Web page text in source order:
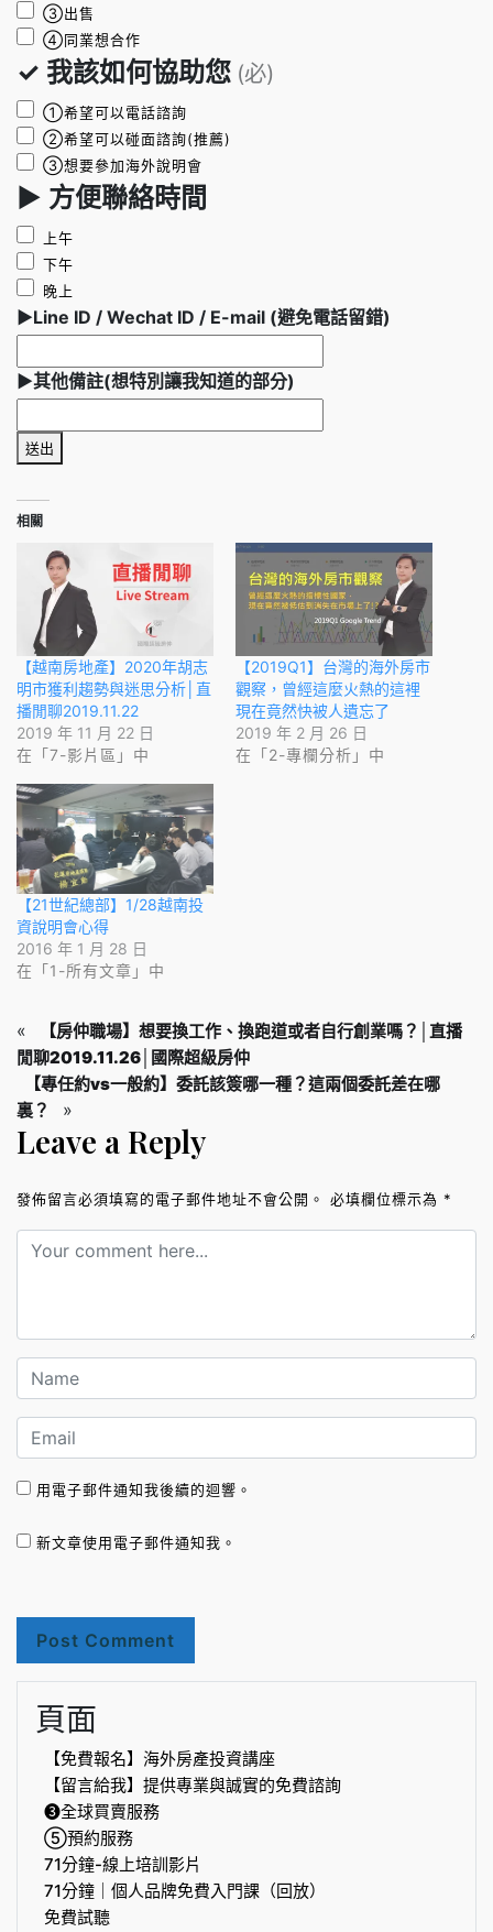
③出售
④同業想合作
✓ 我該如何協助您 (必)
①希望可以電話諮詢
②希望可以碰面諮詢(推薦)
③想要參加海外說明會
► 方便聯絡時間
上午
下午
晚上
►Line ID / Wechat ID / E-mail (避免電話留錯)
►其他備註(想特別讓我知道的部分)
送出
相關
【越南房地產】2020年胡志
明市獲利趨勢與迷思分析│直
播閒聊2019.11.22
2019 年 11 月 22 日
在「7-影片區」中
【2019Q1】台灣的海外房市
觀察，曾經這麼火熱的這裡
現在竟然快被人遺忘了
2019 年 2 月 26 日
在「2-專欄分析」中
【21世紀總部】1/28越南投
資說明會心得
2016 年 1 月 28 日
在「1-所有文章」中
«
【房仲職場】想要換工作、換跑道或者自行創業嗎？│直播
閒聊2019.11.26│國際超級房仲
【專任約vs一般約】委託該簽哪一種？這兩個委託差在哪
裏？
»
Leave a Reply
發佈留言必須填寫的電子郵件地址不會公開。 必填欄位標示為 *
用電子郵件通知我後續的迴響。
新文章使用電子郵件通知我。
頁面
【免費報名】海外房產投資講座
【留言給我】提供專業與誠實的免費諮詢
❸全球買賣服務
⑤預約服務
71分鐘-線上培訓影片
71分鐘｜個人品牌免費入門課（回放）
免費試聽